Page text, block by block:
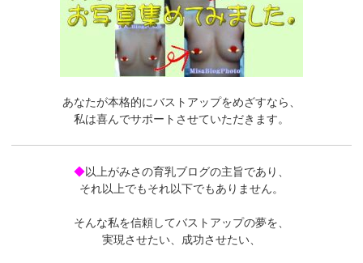
あなたが本格的にバストアップをめざすなら、
私は喜んでサポートさせていただきます。
◆以上がみさの育乳ブログの主旨であり、
それ以上でもそれ以下でもありません。
そんな私を信頼してバストアップの夢を、
実現させたい、成功させたい、